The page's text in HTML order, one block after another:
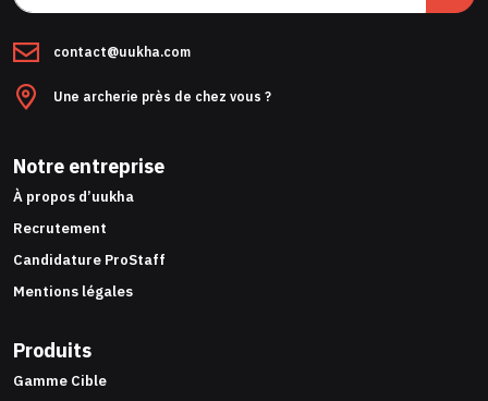
Notre entreprise
À propos d’uukha
Recrutement
Candidature ProStaff
Mentions légales
Produits
Gamme Cible
contact@uukha.com
Une archerie près de chez vous ?